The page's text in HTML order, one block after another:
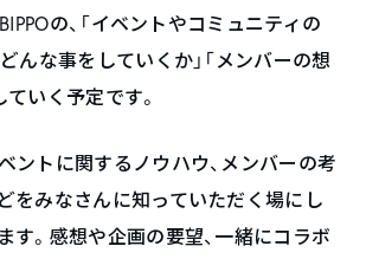
の、「イベントやコミュニティの
んな事をしていくか」「メンバーの想
いく予定です。
ントに関するノウハウ、メンバーの考
をみなさんに知っていただく場にし
す。感想や企画の要望、一緒にコラボ